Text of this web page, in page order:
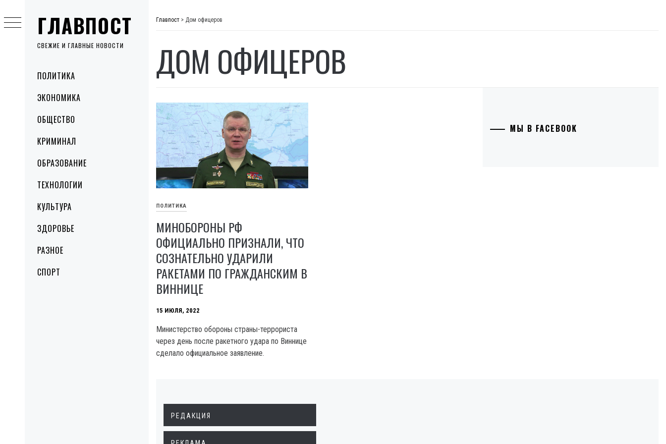
ГЛАВПОСТ
СВЕЖИЕ И ГЛАВНЫЕ НОВОСТИ
MenuПОЛИТИКА
ЭКОНОМИКА
ОБЩЕСТВО
КРИМИНАЛ
ОБРАЗОВАНИЕ
ТЕХНОЛОГИИ
КУЛЬТУРА
ЗДОРОВЬЕ
РАЗНОЕ
СПОРТ
to
content
Главпост > Дом офицеров
ДОМ ОФИЦЕРОВ
ПОЛИТИКА
МИНОБОРОНЫ РФ
ОФИЦИАЛЬНО ПРИЗНАЛИ, ЧТО
СОЗНАТЕЛЬНО УДАРИЛИ
РАКЕТАМИ ПО ГРАЖДАНСКИМ В
ВИННИЦЕ
15 ИЮЛЯ, 2022
Министерство обороны страны-террориста
через день после ракетного удара по Виннице
сделало официальное заявление.
МЫ В FACEBOOK
РЕДАКЦИЯ